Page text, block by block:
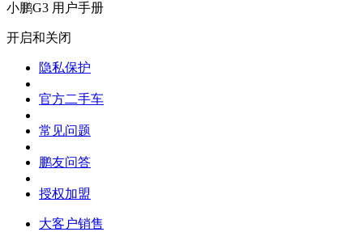
小鹏G3 用户手册
开启和关闭
隐私保护
官方二手车
常见问题
鹏友问答
授权加盟
大客户销售